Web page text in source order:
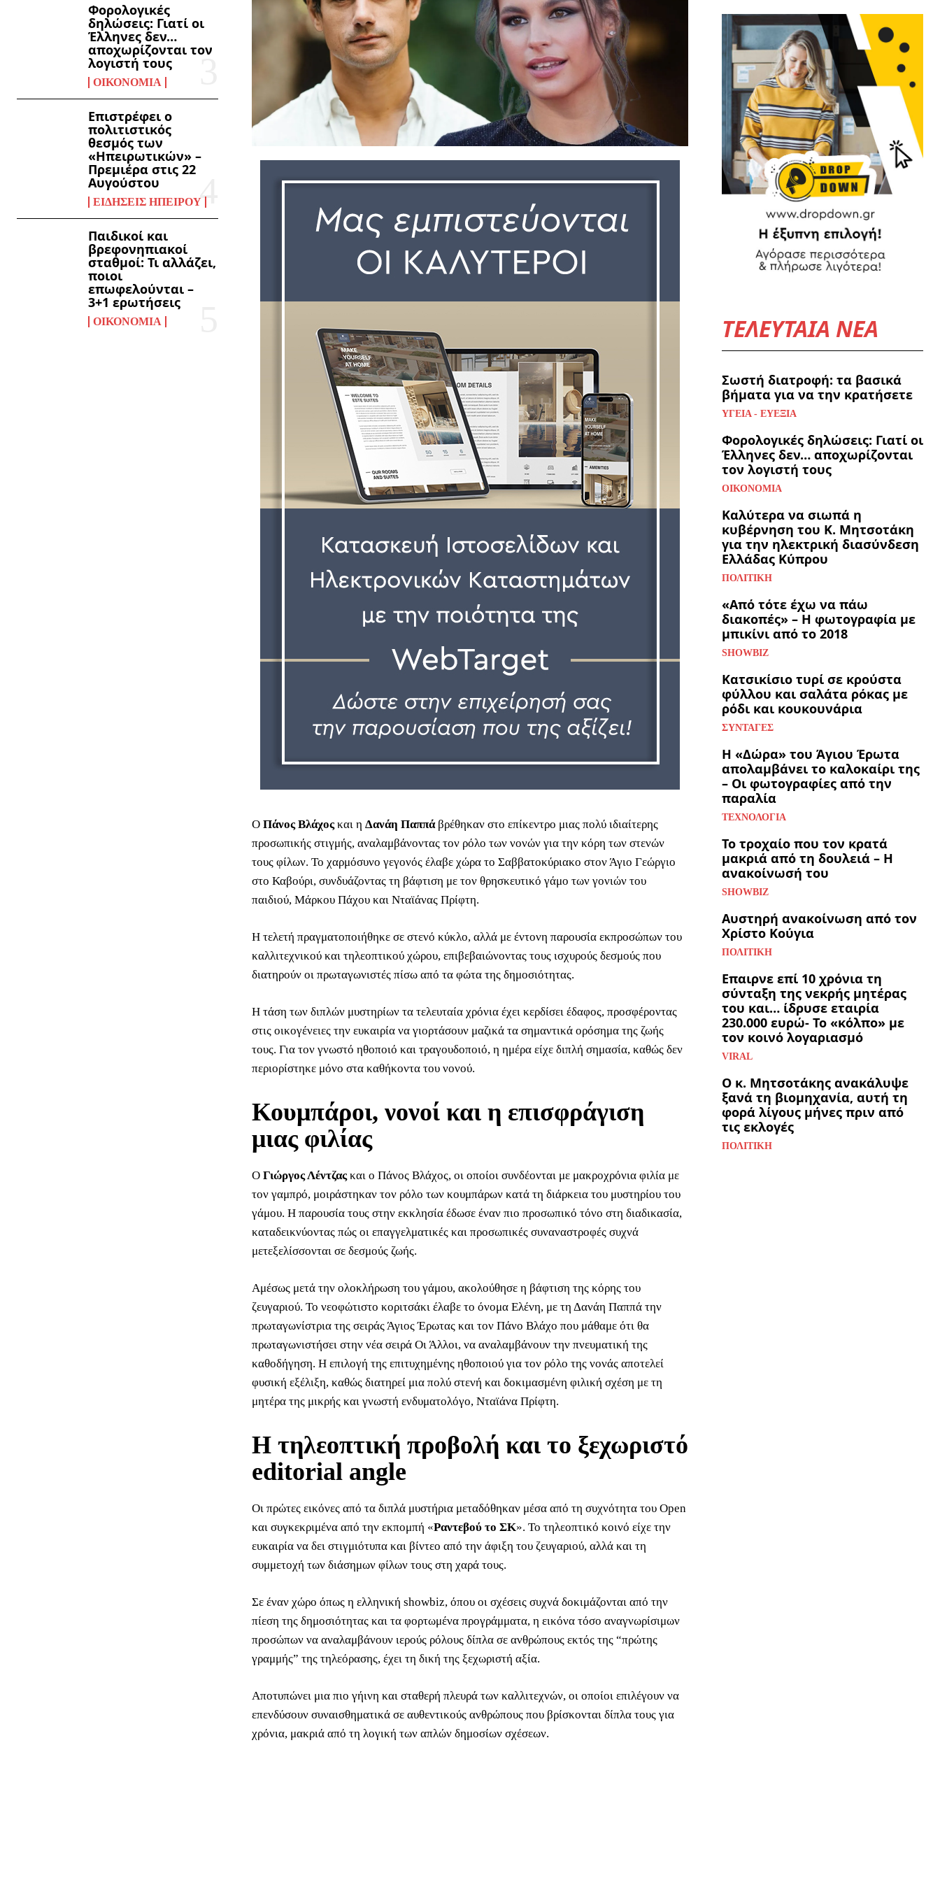
Φορολογικές
δηλώσεις: Γιατί οι
Έλληνες δεν…
αποχωρίζονται τον
λογιστή τους
ΟΙΚΟΝΟΜΊΑ
Επιστρέφει ο
πολιτιστικός
θεσμός των
«Ηπειρωτικών» –
Πρεμιέρα στις 22
Αυγούστου
ΕΙΔΉΣΕΙΣ ΗΠΕΊΡΟΥ
Παιδικοί και
βρεφονηπιακοί
σταθμοί: Τι αλλάζει,
ποιοι
επωφελούνται –
3+1 ερωτήσεις
ΟΙΚΟΝΟΜΊΑ
Ο Πάνος Βλάχος και η Δανάη Παππάβρέθηκαν στο επίκεντρο μιας πολύ ιδιαίτερης
προσωπικής στιγμής, αναλαμβάνοντας τον ρόλο των νονών για την κόρη των στενών
τους φίλων. Το χαρμόσυνο γεγονός έλαβε χώρα το Σαββατοκύριακο στον Άγιο Γεώργιο
στο Καβούρι, συνδυάζοντας τη βάφτιση με τον θρησκευτικό γάμο των γονιών του
παιδιού, Μάρκου Πάχου και Νταϊάνας Πρίφτη.
Η τελετή πραγματοποιήθηκε σε στενό κύκλο, αλλά με έντονη παρουσία εκπροσώπων του
καλλιτεχνικού και τηλεοπτικού χώρου, επιβεβαιώνοντας τους ισχυρούς δεσμούς που
διατηρούν οι πρωταγωνιστές πίσω από τα φώτα της δημοσιότητας.
Η τάση των διπλών μυστηρίων τα τελευταία χρόνια έχει κερδίσει έδαφος, προσφέροντας
στις οικογένειες την ευκαιρία να γιορτάσουν μαζικά τα σημαντικά ορόσημα της ζωής
τους. Για τον γνωστό ηθοποιό και τραγουδοποιό, η ημέρα είχε διπλή σημασία, καθώς δεν
περιορίστηκε μόνο στα καθήκοντα του νονού.
Κουμπάροι, νονοί και η επισφράγιση
μιας φιλίας
Ο Γιώργος Λέντζας και ο Πάνος Βλάχος, οι οποίοι συνδέονται με μακροχρόνια φιλία με
τον γαμπρό, μοιράστηκαν τον ρόλο των κουμπάρων κατά τη διάρκεια του μυστηρίου του
γάμου. Η παρουσία τους στην εκκλησία έδωσε έναν πιο προσωπικό τόνο στη διαδικασία,
καταδεικνύοντας πώς οι επαγγελματικές και προσωπικές συναναστροφές συχνά
μετεξελίσσονται σε δεσμούς ζωής.
Αμέσως μετά την ολοκλήρωση του γάμου, ακολούθησε η βάφτιση της κόρης του
ζευγαριού. Το νεοφώτιστο κοριτσάκι έλαβε το όνομα Ελένη, με τη Δανάη Παππά την
πρωταγωνίστρια της σειράς Άγιος Έρωτας και τον Πάνο Βλάχο που μάθαμε ότι θα
πρωταγωνιστήσει στην νέα σειρά Οι Άλλοι, να αναλαμβάνουν την πνευματική της
καθοδήγηση. Η επιλογή της επιτυχημένης ηθοποιού για τον ρόλο της νονάς αποτελεί
φυσική εξέλιξη, καθώς διατηρεί μια πολύ στενή και δοκιμασμένη φιλική σχέση με τη
μητέρα της μικρής και γνωστή ενδυματολόγο, Νταϊάνα Πρίφτη.
Η τηλεοπτική προβολή και το ξεχωριστό
editorial angle
Οι πρώτες εικόνες από τα διπλά μυστήρια μεταδόθηκαν μέσα από τη συχνότητα του Open
και συγκεκριμένα από την εκπομπή «Ραντεβού το ΣΚ». Το τηλεοπτικό κοινό είχε την
ευκαιρία να δει στιγμιότυπα και βίντεο από την άφιξη του ζευγαριού, αλλά και τη
συμμετοχή των διάσημων φίλων τους στη χαρά τους.
Σε έναν χώρο όπως η ελληνική showbiz, όπου οι σχέσεις συχνά δοκιμάζονται από την
πίεση της δημοσιότητας και τα φορτωμένα προγράμματα, η εικόνα τόσο αναγνωρίσιμων
προσώπων να αναλαμβάνουν ιερούς ρόλους δίπλα σε ανθρώπους εκτός της “πρώτης
γραμμής” της τηλεόρασης, έχει τη δική της ξεχωριστή αξία.
Αποτυπώνει μια πιο γήινη και σταθερή πλευρά των καλλιτεχνών, οι οποίοι επιλέγουν να
επενδύσουν συναισθηματικά σε αυθεντικούς ανθρώπους που βρίσκονται δίπλα τους για
χρόνια, μακριά από τη λογική των απλών δημοσίων σχέσεων.
ΤΕΛΕΥΤΑΙΑ ΝΕΑ
Σωστή διατροφή: τα βασικά
βήματα για να την κρατήσετε
ΥΓΕΊΑ - ΕΥΕΞΊΑ
Φορολογικές δηλώσεις: Γιατί οι
Έλληνες δεν… αποχωρίζονται
τον λογιστή τους
ΟΙΚΟΝΟΜΊΑ
Καλύτερα να σιωπά η
κυβέρνηση του Κ. Μητσοτάκη
για την ηλεκτρική διασύνδεση
Ελλάδας Κύπρου
ΠΟΛΙΤΙΚΉ
«Από τότε έχω να πάω
διακοπές» – Η φωτογραφία με
μπικίνι από το 2018
SHOWBIZ
Κατσικίσιο τυρί σε κρούστα
φύλλου και σαλάτα ρόκας με
ρόδι και κουκουνάρια
ΣΥΝΤΑΓΈΣ
Η «Δώρα» του Άγιου Έρωτα
απολαμβάνει το καλοκαίρι της
– Οι φωτογραφίες από την
παραλία
ΤΕΧΝΟΛΟΓΊΑ
Το τροχαίο που τον κρατά
μακριά από τη δουλειά – Η
ανακοίνωσή του
SHOWBIZ
Αυστηρή ανακοίνωση από τον
Χρίστο Κούγια
ΠΟΛΙΤΙΚΉ
Επαιρνε επί 10 χρόνια τη
σύνταξη της νεκρής μητέρας
του και… ίδρυσε εταιρία
230.000 ευρώ- Το «κόλπο» με
τον κοινό λογαριασμό
VIRAL
Ο κ. Μητσοτάκης ανακάλυψε
ξανά τη βιομηχανία, αυτή τη
φορά λίγους μήνες πριν από
τις εκλογές
ΠΟΛΙΤΙΚΉ